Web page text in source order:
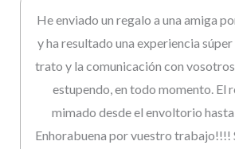
He enviado un regalo a una amiga
y ha resultado una experiencia
trato y la comunicación con vosotros
estupendo, en todo momento. El
mimado desde el envoltorio
Enhorabuena por vuestro trabajo!!!!